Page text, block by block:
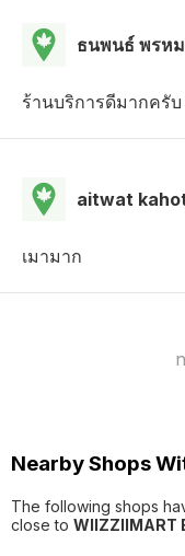
ธนพนธ์ พรห
ร้านบริการดีมากครั
aitwat
เมามาก
Nearby Shops
The following shops
close to WIIZZIIMART